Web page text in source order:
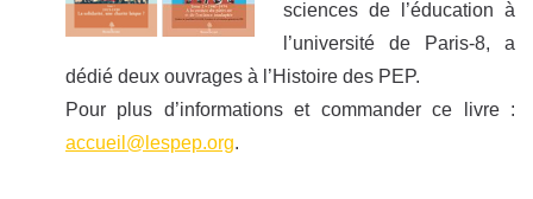
sciences de l’éducation à
l’université de Paris-8, a
dédié deux ouvrages à l’Histoire des PEP.
Pour plus d’informations et commander ce livre :
accueil@lespep.org.